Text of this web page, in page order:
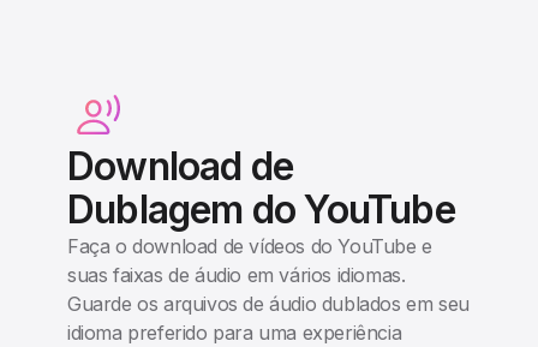
Download de
Dublagem do YouTube
Faça o download de vídeos do YouTube e
suas faixas de áudio em vários idiomas.
Guarde os arquivos de áudio dublados em seu
idioma preferido para uma experiência